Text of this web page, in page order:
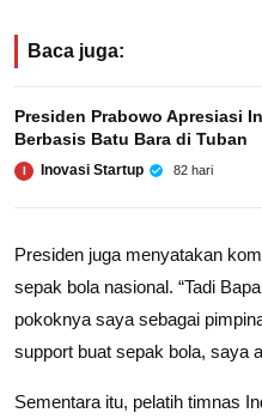
Baca juga:
Presiden Prabowo Apresiasi
Berbasis Batu Bara di Tuban
I Inovasi Startup 82 hari
Presiden juga menyatakan
sepak bola nasional. “Tadi
pokoknya saya sebagai
support buat sepak bola, saya
Sementara itu, pelatih timnas